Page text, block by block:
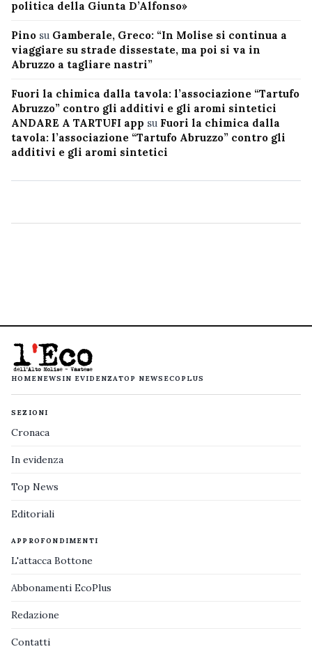
politica della Giunta D’Alfonso»
Pino su Gamberale, Greco: “In Molise si continua a
viaggiare su strade dissestate, ma poi si va in
Abruzzo a tagliare nastri”
Fuori la chimica dalla tavola: l’associazione “Tartufo
Abruzzo” contro gli additivi e gli aromi sintetici
ANDARE A TARTUFI app su Fuori la chimica dalla
tavola: l’associazione “Tartufo Abruzzo” contro gli
additivi e gli aromi sintetici
HOMENEWS IN EVIDENZATOP NEWS ECOPLUS
SEZIONI
Cronaca
In evidenza
Top News
Editoriali
APPROFONDIMENTI
L'attacca Bottone
Abbonamenti EcoPlus
Redazione
Contatti